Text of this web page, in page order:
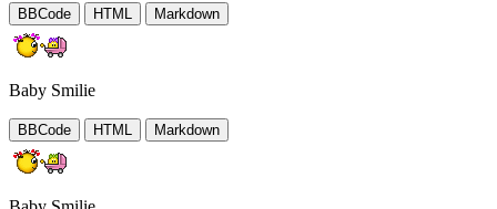
BBCode HTML Markdown
Baby Smilie
BBCode HTML Markdown